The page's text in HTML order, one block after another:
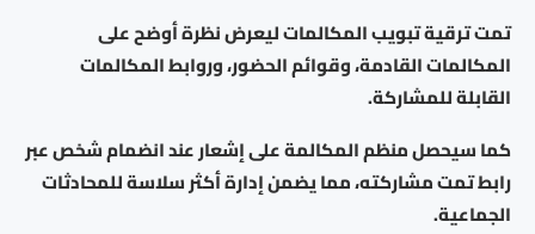
تمت ترقية تبويب المكالمات ليعرض نظرة أوضح على
المكالمات القادمة، وقوائم الحضور، وروابط المكالمات
القابلة للمشاركة.
كما سيحصل منظم المكالمة على إشعار عند انضمام شخص عبر
رابط تمت مشاركته، مما يضمن إدارة أكثر سلاسة للمحادثات
الجماعية.